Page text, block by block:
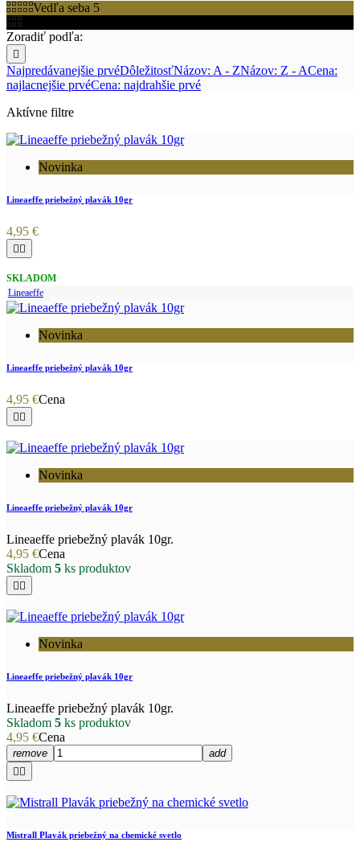
Vedľa seba 5
Zoradiť podľa:

Najpredávanejšie prvéDôležitosťNázov: A - ZNázov: Z - ACena:
najlacnejšie prvéCena: najdrahšie prvé
Aktívne filtre
Novinka
Lineaeffe priebežný plavák 10gr
4,95 €
 
SKLADOM
Lineaeffe
Novinka
Lineaeffe priebežný plavák 10gr
4,95 €Cena
 
Novinka
Lineaeffe priebežný plavák 10gr
Lineaeffe priebežný plavák 10gr.
4,95 €Cena
Skladom 5 ks produktov
 
Novinka
Lineaeffe priebežný plavák 10gr
Lineaeffe priebežný plavák 10gr.
Skladom 5 ks produktov
4,95 €Cena
remove
add
 
Mistrall Plavák priebežný na chemické svetlo